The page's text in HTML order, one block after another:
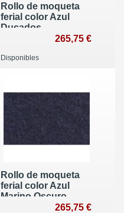
Rollo de moqueta
ferial color Azul
Ducados
265,75 €
Disponibles
Rollo de moqueta
ferial color Azul
Marino Oscuro
265,75 €